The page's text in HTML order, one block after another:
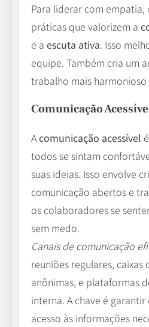
Para liderar com empatia,
práticas que valorizem a
e a escuta ativa. Isso
equipe. Também cria um
trabalho mais
Comunicação
Acomunicação acessível
todos se sintam
suas ideias. Isso envolve
comunicação abertos e
os colaboradores se
sem medo.
Canais de comunicação
reuniões regulares, caixas
anônimas, e plataformas
interna. A chave é
acesso às informações